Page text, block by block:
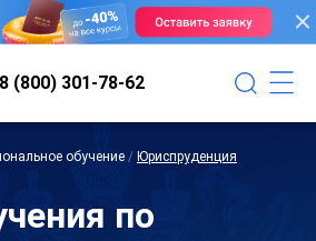
8 (800) 301-78-62
обучение / Юриспруденция
по